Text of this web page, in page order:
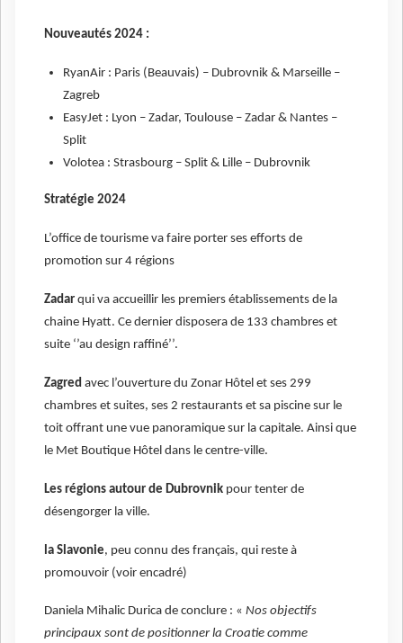
Nouveautés 2024 :
RyanAir : Paris (Beauvais) – Dubrovnik & Marseille –
Zagreb
EasyJet : Lyon – Zadar, Toulouse – Zadar & Nantes –
Split
Volotea : Strasbourg – Split & Lille – Dubrovnik
Stratégie 2024
L’office de tourisme va faire porter ses efforts de
promotion sur 4 régions
Zadar qui va accueillir les premiers établissements de la
chaine Hyatt. Ce dernier disposera de 133 chambres et
suite ‘’au design raffiné’’.
Zagred avec l’ouverture du Zonar Hôtel et ses 299
chambres et suites, ses 2 restaurants et sa piscine sur le
toit offrant une vue panoramique sur la capitale. Ainsi que
le Met Boutique Hôtel dans le centre-ville.
Les régions autour de Dubrovnik pour tenter de
désengorger la ville.
la Slavonie, peu connu des français, qui reste à
promouvoir (voir encadré)
Daniela Mihalic Durica de conclure : « Nos objectifs
principaux sont de positionner la Croatie comme